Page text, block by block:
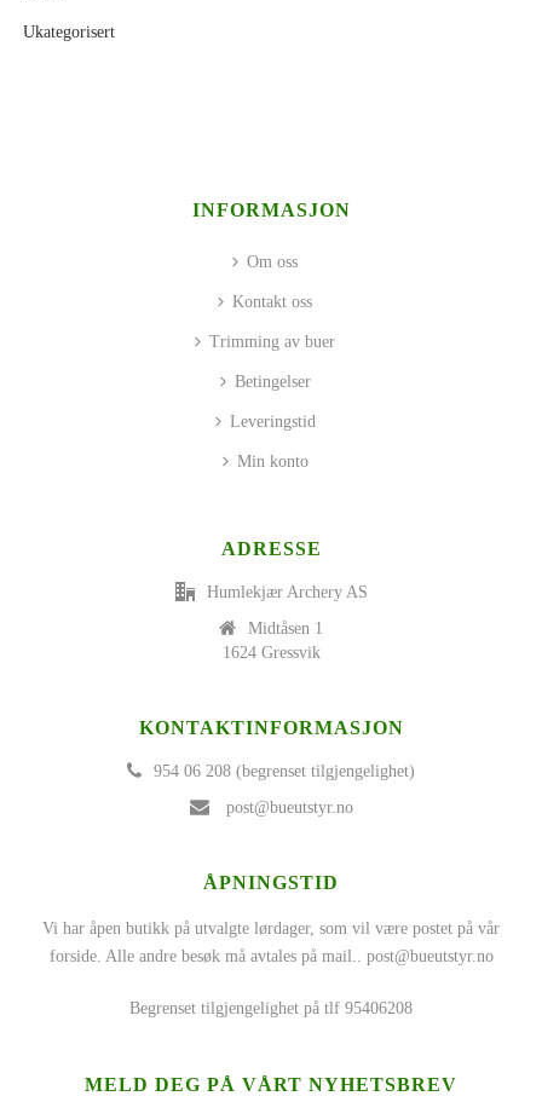
Ukategorisert
INFORMASJON
Om oss
Kontakt oss
Trimming av buer
Betingelser
Leveringstid
Min konto
ADRESSE
Humlekjær Archery AS
Midtåsen 1
1624 Gressvik
KONTAKTINFORMASJON
954 06 208 (begrenset tilgjengelighet)
post@bueutstyr.no
ÅPNINGSTID
Vi har åpen butikk på utvalgte lørdager, som vil være postet på vår
forside. Alle andre besøk må avtales på mail.. post@bueutstyr.no
Begrenset tilgjengelighet på tlf 95406208
MELD DEG PÅ VÅRT NYHETSBREV